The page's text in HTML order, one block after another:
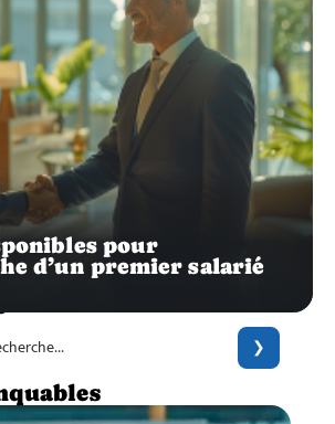
pour
d’un premier salarié